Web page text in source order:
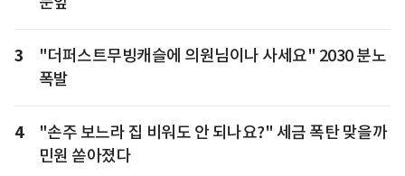
3
"더퍼스트무빙캐슬에 의원님이나 사세요" 2030 분노
폭발
4
"손주 보느라 집 비워도 안 되나요?" 세금 폭탄 맞을까
민원 쏟아졌다